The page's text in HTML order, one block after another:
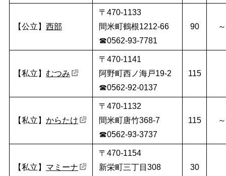
【公立】 西部
〒470-1133
間米町鶴根1212-66
☎0562-93-7781
90
【私立】 むつみ
〒470-1141
阿野町西ノ海戸19-2
☎0562-92-0137
115
【私立】 からたけ
〒470-1132
間米町唐竹368-7
☎0562-93-3737
115
【私立】 マミーナ
〒470-1154
新栄町三丁目308
30